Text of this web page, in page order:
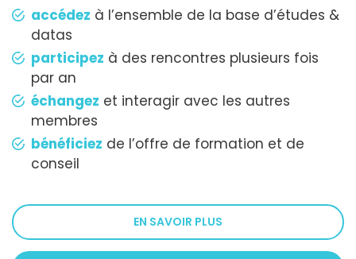
accédez à l’ensemble de la base d’études &
datas
participez à des rencontres plusieurs fois
par an
échangez et interagir avec les autres
membres
bénéficiez de l’offre de formation et de
conseil
EN SAVOIR PLUS